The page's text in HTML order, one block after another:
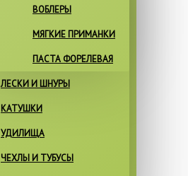
ВОБЛЕРЫ
МЯГКИЕ ПРИМАНКИ
ПАСТА ФОРЕЛЕВАЯ
ЛЕСКИ И ШНУРЫ
КАТУШКИ
УДИЛИЩА
ЧЕХЛЫ И ТУБУСЫ